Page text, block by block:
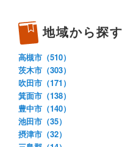
地域から探す
高槻市（510）
茨木市（303）
吹田市（171）
箕面市（138）
豊中市（140）
池田市（35）
摂津市（32）